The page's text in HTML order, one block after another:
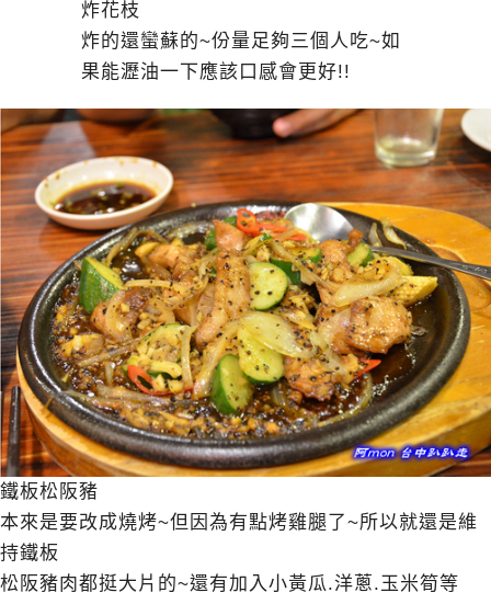
炸花枝
炸的還蠻蘇的~份量足夠三個人吃~如
果能瀝油一下應該口感會更好!!
鐵板松阪豬
本來是要改成燒烤~但因為有點烤雞腿了~所以就還是維
持鐵板
松阪豬肉都挺大片的~還有加入小黃瓜.洋蔥.玉米筍等